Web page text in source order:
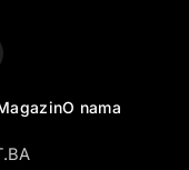
O nama